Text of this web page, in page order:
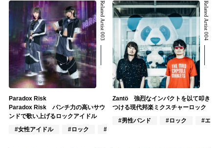
Related Artist 003
Paradox Risk
Paradox Risk パンチ力の高いサウ
ンドで歌い上げるロックアイドル
#女性アイドル
#ロック #J-POP
Related Artist 004
Zantö 強烈なインパクトを以て叩き
つける現代邦楽ミクスチャーロック
#男性バンド
#ロック #エモ